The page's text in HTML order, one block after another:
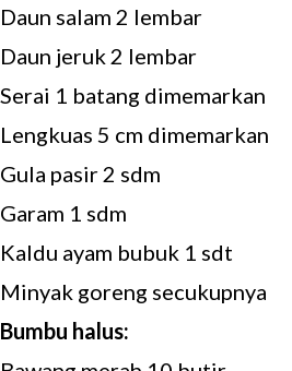
Daun salam 2 lembar
Daun jeruk 2 lembar
Serai 1 batang dimemarkan
Lengkuas 5 cm dimemarkan
Gula pasir 2 sdm
Garam 1 sdm
Kaldu ayam bubuk 1 sdt
Minyak goreng secukupnya
Bumbu halus: